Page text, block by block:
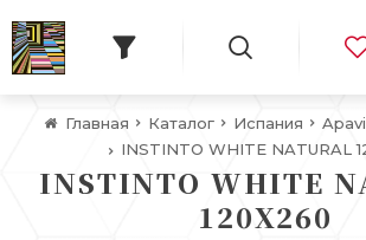
Главная Каталог Испания
INSTINTO WHITE NATURAL
INSTINTO WHITE
120X260